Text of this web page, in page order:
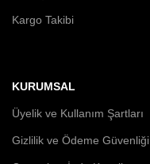
Kargo Takibi
KURUMSAL
Üyelik ve Kullanım Şartları
Gizlilik ve Ödeme Güvenliği